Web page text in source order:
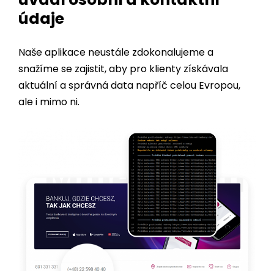
Naše aplikace neustále zdokonalujeme a
aktuální a správná data napříč celou Evropou,
ale i mimo ni.